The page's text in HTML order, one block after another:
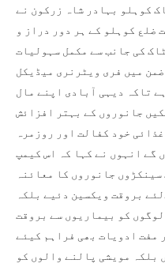
کوہلو بہادر شاہ زرکون نے
ضلع کوہلو کے ہر دور دراز و
کی جانب سے مکمل سہولیات
میں فری ویٹرنری میڈیکل
تاکہ دیہی آبادی اپنے مال
جانوروں کے بہتر افزائش
خود کفالت اور روزمرہ
گے انہوں نے کہا کہ اس کیمپ
جانوروں کا معائنہ
بروقت ویکسین دئیے بلکہ
کو بیماریوں سے بروقت
مفت ادویات بھی فراہم کیئے
بلکہ مویشی پالنے والوں کو